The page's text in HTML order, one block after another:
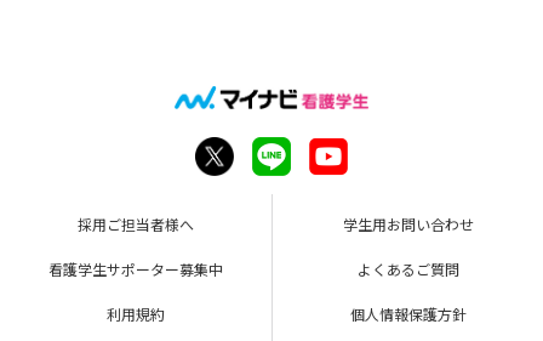
採用ご担当者様へ 学生用お問い合わせ
看護学生サポーター募集中 よくあるご質問
利用規約 個人情報保護方針